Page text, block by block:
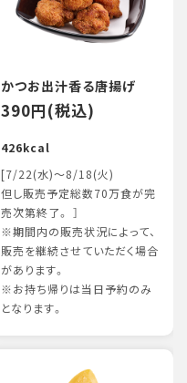
かつお出汁香る唐揚げ
390円(税込)
426kcal
[7/22(水)～8/18(火)
但し販売予定総数70万食が完
売次第終了。 ］
※期間内の販売状況によって、
販売を継続させていただく場合
があります。
※お持ち帰りは当日予約のみ
となります。